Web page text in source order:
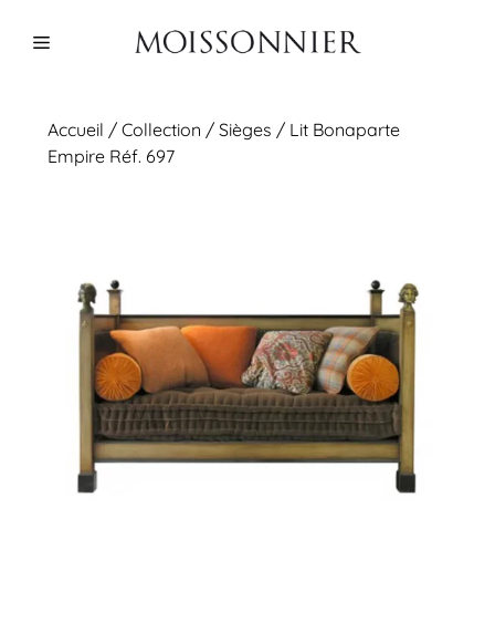
Menu
Accueil /Collection /Sièges / Lit Bonaparte
Empire Réf. 697